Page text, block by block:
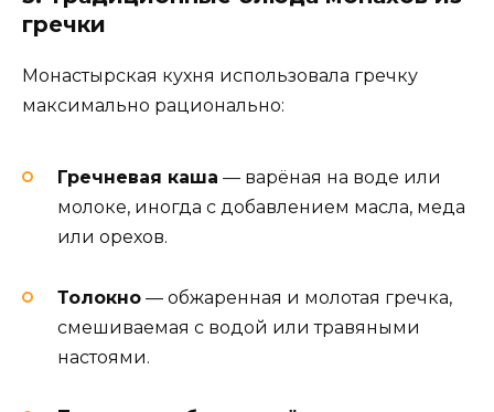
гречки
Монастырская кухня использовала гречку
максимально рационально:
Гречневая каша — варёная на воде или
молоке, иногда с добавлением масла, меда
или орехов.
Толокно — обжаренная и молотая гречка,
смешиваемая с водой или травяными
настоями.